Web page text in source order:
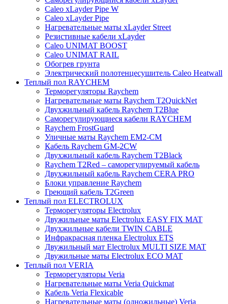
Caleo xLayder Pipe W
Caleo xLayder Pipe
Нагревательные маты xLayder Street
Резистивные кабели xLayder
Caleo UNIMAT BOOST
Caleo UNIMAT RAIL
Обогрев грунта
Электрический полотенцесушитель Caleo Heatwall
Теплый пол RAYCHEM
Терморегуляторы Raychem
Нагревательные маты Raychem T2QuickNet
Двухжильный кабель Raychem T2Blue
Саморегулирующиеся кабели RAYCHEM
Raychem FrostGuard
Уличные маты Raychem EM2-CM
Кабель Raychem GM-2CW
Двухжильный кабель Raychem T2Black
Raychem T2Red – саморегулируемый кабель
Двухжильный кабель Raychem CERA PRO
Блоки управление Raychem
Греющий кабель T2Green
Теплый пол ELECTROLUX
Терморегуляторы Electrolux
Двужильные маты Electrolux EASY FIX MAT
Двухжильные кабели TWIN CABLE
Инфракрасная пленка Electrolux ETS
Двужильный мат Electrolux MULTI SIZE MAT
Двужильные маты Electrolux ECO MAT
Теплый пол VERIA
Терморегуляторы Veria
Нагревательные маты Veria Quickmat
Кабель Veria Flexicable
Нагревательные маты (одножильные) Veria